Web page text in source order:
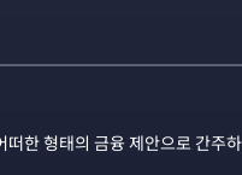
한 형태의 금융 제안으로 간주